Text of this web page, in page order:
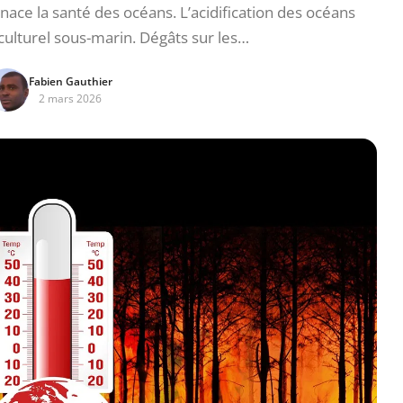
la santé des océans. L’acidification des océans
sous-marin. Dégâts sur les…
Fabien Gauthier
2 mars 2026